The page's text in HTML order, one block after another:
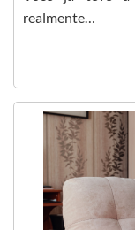
realmente…